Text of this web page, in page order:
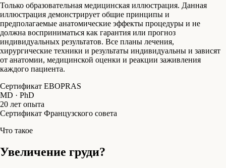
Только образовательная медицинская иллюстрация. Данная
иллюстрация демонстрирует общие принципы и
предполагаемые анатомические эффекты процедуры и не
должна восприниматься как гарантия или прогноз
индивидуальных результатов. Все планы лечения,
хирургические техники и результаты индивидуальны и зависят
от анатомии, медицинской оценки и реакции заживления
каждого пациента.
Сертификат EBOPRAS
MD · PhD
20 лет опыта
Сертификат Французского совета
Что такое
Увеличение груди?